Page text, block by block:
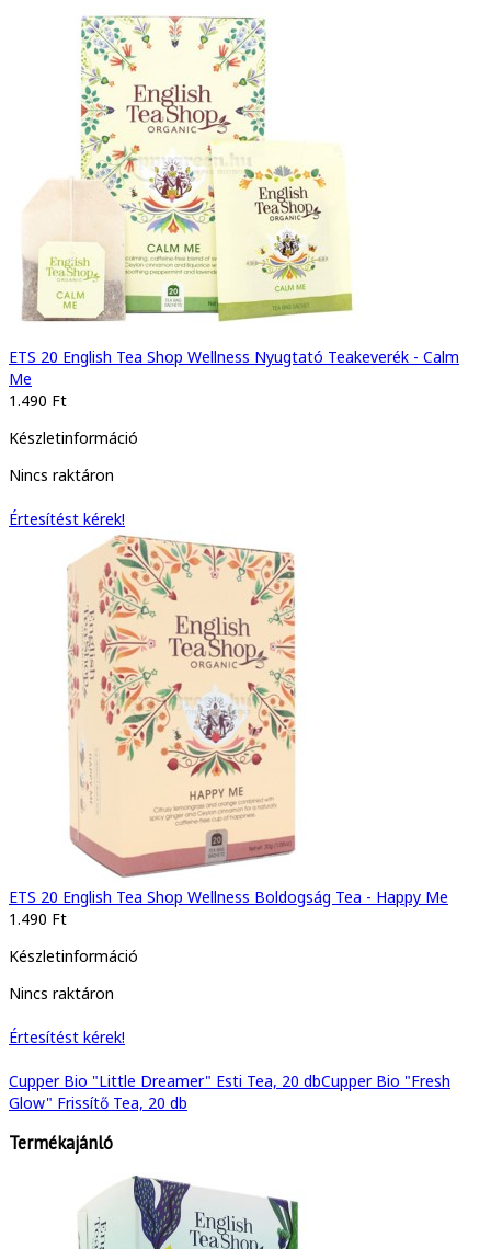
ETS 20 English Tea Shop Wellness Nyugtató Teakeverék - Calm
Me
1.490 Ft
Készletinformáció
Nincs raktáron
Értesítést kérek!
ETS 20 English Tea Shop Wellness Boldogság Tea - Happy Me
1.490 Ft
Készletinformáció
Nincs raktáron
Értesítést kérek!
Cupper Bio "Little Dreamer" Esti Tea, 20 dbCupper Bio "Fresh
Glow" Frissítő Tea, 20 db
Termékajánló